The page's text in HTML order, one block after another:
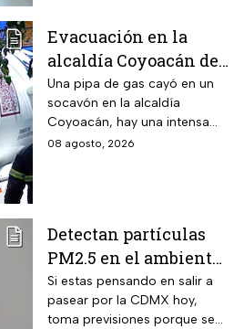
Evacuación en la
alcaldía Coyoacán de
CDMX tras caída de
una pipa en un
socavón
Una pipa de gas cayó en un
socavón en la alcaldía
Coyoacán, hay una intensa
movilización de servicios de
08 agosto, 2026
Detectan partículas
PM2.5 en el ambiente;
así esta la calidad del
aire hoy en la CDMX
Si estas pensando en salir a
pasear por la CDMX hoy,
toma previsiones porque se